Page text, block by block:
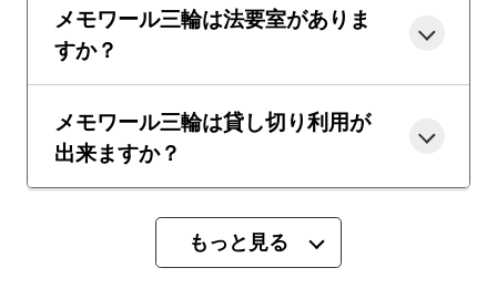
メモワール三輪は法要室がありま
すか？
メモワール三輪は貸し切り利用が
出来ますか？
もっと見る